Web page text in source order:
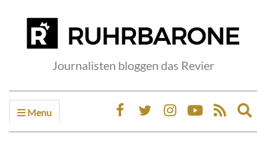
Journalisten bloggen das Revier
Menu